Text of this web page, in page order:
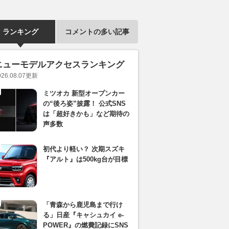
ランキング コメントの多い記事
ューモデルアクセスランキング
更新
ミツオカ 新型オープンカー
の“後ろ姿”披露！ 公式SNS
は「超好きかも」など期待の
声多数
初代より軽い？ 次期スズキ
『アルト』は500kg台が目標
「青森から鹿児島まで行け
る」日産『キャシュカイ e-
POWER』の燃費記録にSNS